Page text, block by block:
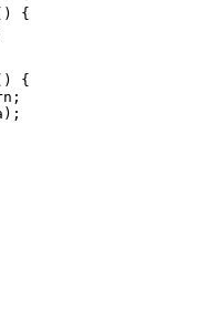
) {
) {
;